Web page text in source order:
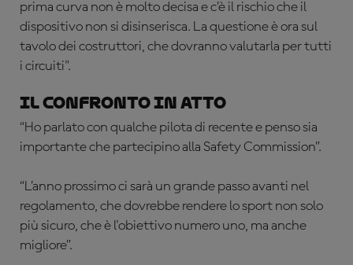
prima curva non è molto decisa e c’è il rischio che il
dispositivo non si disinserisca. La questione è ora sul
tavolo dei costruttori, che dovranno valutarla per tutti
i circuiti".
Il confronto in atto
“Ho parlato con qualche pilota di recente e penso sia
importante che partecipino alla Safety Commission”.
“L’anno prossimo ci sarà un grande passo avanti nel
regolamento, che dovrebbe rendere lo sport non solo
più sicuro, che è l'obiettivo numero uno, ma anche
migliore”.